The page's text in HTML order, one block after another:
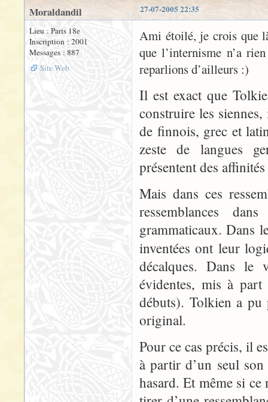
27-07-2005 22:35
Moraldandil
Lieu : Paris 18e
Inscription : 2001
Messages : 887
Site Web
Ami étoilé, je crois que
que l’internisme n’a
reparlions d’ailleurs :)
Il est exact que
construire les
de finnois, grec et
zeste de langues
présentent des
Mais dans ces
ressemblances
grammaticaux. Dans
inventées ont leur
décalques. Dans le
évidentes, mis à
débuts). Tolkien a pu
original.
Pour ce cas précis, il
à partir d’un seul
hasard. Et même si ce